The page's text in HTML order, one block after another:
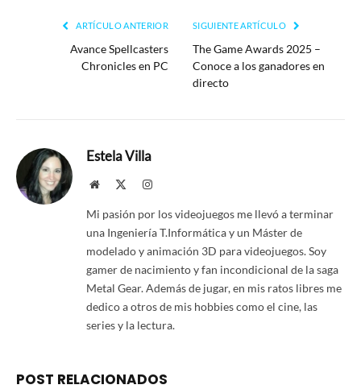
ARTÍCULO ANTERIOR
Avance Spellcasters
Chronicles en PC
SIGUIENTE ARTÍCULO
The Game Awards 2025 –
Conoce a los ganadores en
directo
Estela Villa
Website Instagram
Mi pasión por los videojuegos me llevó a terminar
una Ingeniería T.Informática y un Máster de
modelado y animación 3D para videojuegos. Soy
gamer de nacimiento y fan incondicional de la saga
Metal Gear. Además de jugar, en mis ratos libres me
dedico a otros de mis hobbies como el cine, las
series y la lectura.
POST RELACIONADOS